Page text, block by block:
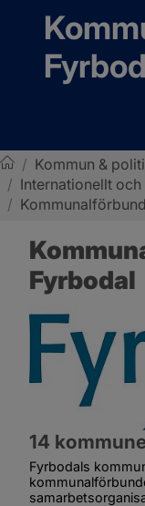
Sotenäs kommun
/ Kommun &
/ Internationellt
/
Fyrbodal
14
Fyrbodals